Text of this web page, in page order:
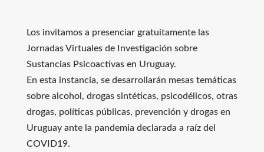
Los invitamos a presenciar gratuitamente las
Jornadas Virtuales de Investigación sobre
Sustancias Psicoactivas en Uruguay.
En esta instancia, se desarrollarán mesas temáticas
sobre alcohol, drogas sintéticas, psicodélicos, otras
drogas, políticas públicas, prevención y drogas en
Uruguay ante la pandemia declarada a raíz del
COVID19.